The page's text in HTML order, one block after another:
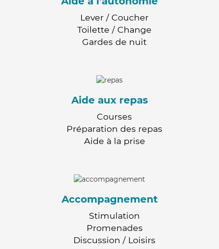
Lever / Coucher
Toilette / Change
Gardes de nuit
Aide aux repas
Courses
Préparation des repas
Aide à la prise
Accompagnement
Stimulation
Promenades
Discussion / Loisirs